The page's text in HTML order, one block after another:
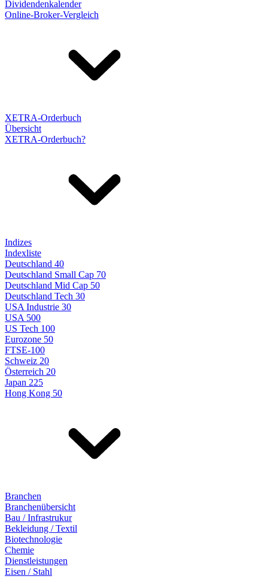
Dividendenkalender
Online-Broker-Vergleich
XETRA-Orderbuch
Übersicht
XETRA-Orderbuch?
Indizes
Indexliste
Deutschland 40
Deutschland Small Cap 70
Deutschland Mid Cap 50
Deutschland Tech 30
USA Industrie 30
USA 500
US Tech 100
Eurozone 50
FTSE-100
Schweiz 20
Österreich 20
Japan 225
Hong Kong 50
Branchen
Branchenübersicht
Bau / Infrastrukur
Bekleidung / Textil
Biotechnologie
Chemie
Dienstleistungen
Eisen / Stahl